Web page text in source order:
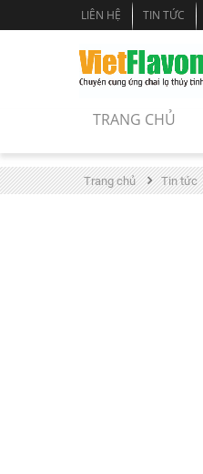
LIÊN HỆ TIN TỨC
TRANG CHỦ
Trang chủ Tin tức